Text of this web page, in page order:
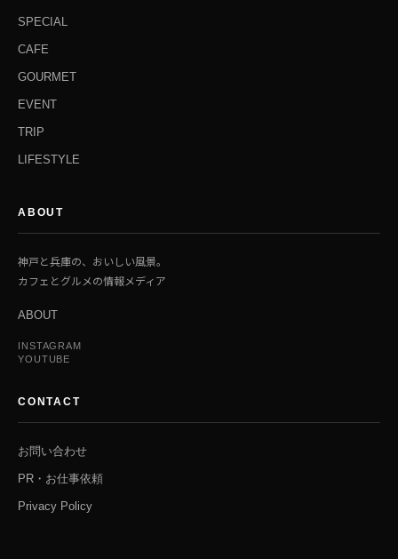
SPECIAL
CAFE
GOURMET
EVENT
TRIP
LIFESTYLE
ABOUT
神戸と兵庫の、おいしい風景。
カフェとグルメの情報メディア
ABOUT
INSTAGRAM
YOUTUBE
CONTACT
お問い合わせ
PR・お仕事依頼
Privacy Policy